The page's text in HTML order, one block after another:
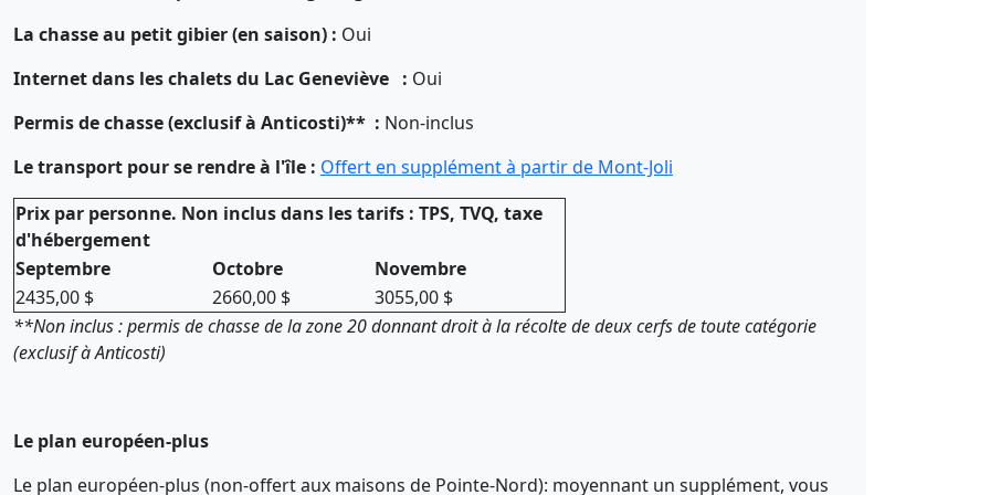
La chasse au petit gibier (en saison) : Oui
Internet dans les chalets du Lac Geneviève : Oui
Permis de chasse (exclusif à Anticosti)** : Non-inclus
Le transport pour se rendre à l'île : Offert en supplément à partir de Mont-Joli
Prix par personne. Non inclus dans les tarifs : TPS, TVQ, taxe
d'hébergement
Septembre
Octobre
Novembre
2435,00 $
2660,00 $
3055,00 $
**Non inclus : permis de chasse de la zone 20 donnant droit à la récolte de deux cerfs de toute catégorie
(exclusif à Anticosti)
Le plan européen-plus
Le plan européen-plus (non-offert aux maisons de Pointe-Nord): moyennant un supplément, vous